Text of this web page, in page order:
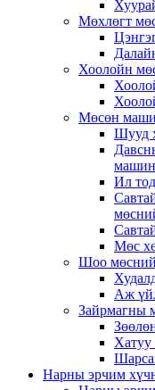
Мөхлөгт
Хоолойн
Мөсөн
Шууд
машин
Ил
Мөс
Шоо
Аж
Зайрмагны
Нарны эрчим